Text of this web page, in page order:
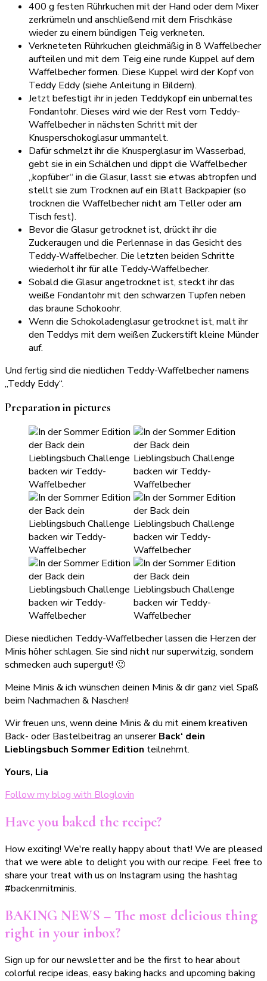
400 g festen Rührkuchen mit der Hand oder dem Mixer
zerkrümeln und anschließend mit dem Frischkäse
wieder zu einem bündigen Teig verkneten.
Verkneteten Rührkuchen gleichmäßig in 8 Waffelbecher
aufteilen und mit dem Teig eine runde Kuppel auf dem
Waffelbecher formen. Diese Kuppel wird der Kopf von
Teddy Eddy (siehe Anleitung in Bildern).
Jetzt befestigt ihr in jeden Teddykopf ein unbemaltes
Fondantohr. Dieses wird wie der Rest vom Teddy-
Waffelbecher in nächsten Schritt mit der
Knusperschokoglasur ummantelt.
Dafür schmelzt ihr die Knusperglasur im Wasserbad,
gebt sie in ein Schälchen und dippt die Waffelbecher
„kopfüber“ in die Glasur, lasst sie etwas abtropfen und
stellt sie zum Trocknen auf ein Blatt Backpapier (so
trocknen die Waffelbecher nicht am Teller oder am
Tisch fest).
Bevor die Glasur getrocknet ist, drückt ihr die
Zuckeraugen und die Perlennase in das Gesicht des
Teddy-Waffelbecher. Die letzten beiden Schritte
wiederholt ihr für alle Teddy-Waffelbecher.
Sobald die Glasur angetrocknet ist, steckt ihr das
weiße Fondantohr mit den schwarzen Tupfen neben
das braune Schokoohr.
Wenn die Schokoladenglasur getrocknet ist, malt ihr
den Teddys mit dem weißen Zuckerstift kleine Münder
auf.
Und fertig sind die niedlichen Teddy-Waffelbecher namens
„Teddy Eddy“.
Preparation in pictures
Diese niedlichen Teddy-Waffelbecher lassen die Herzen der
Minis höher schlagen. Sie sind nicht nur superwitzig, sondern
schmecken auch supergut! 🙂
Meine Minis & ich wünschen deinen Minis & dir ganz viel Spaß
beim Nachmachen & Naschen!
Wir freuen uns, wenn deine Minis & du mit einem kreativen
Back- oder Bastelbeitrag an unsererBack‘ dein
Lieblingsbuch Sommer Edition teilnehmt.
Yours, Lia
Follow my blog with Bloglovin
Have you baked the recipe?
How exciting! We're really happy about that! We are pleased
that we were able to delight you with our recipe. Feel free to
share your treat with us on Instagram using the hashtag
#backenmitminis.
BAKING NEWS – The most delicious thing
right in your inbox?
Sign up for our newsletter and be the first to hear about
colorful recipe ideas, easy baking hacks and upcoming baking